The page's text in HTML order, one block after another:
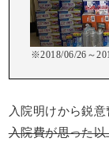
※2018/06/26～
入院明けから鋭意
入院費が思った